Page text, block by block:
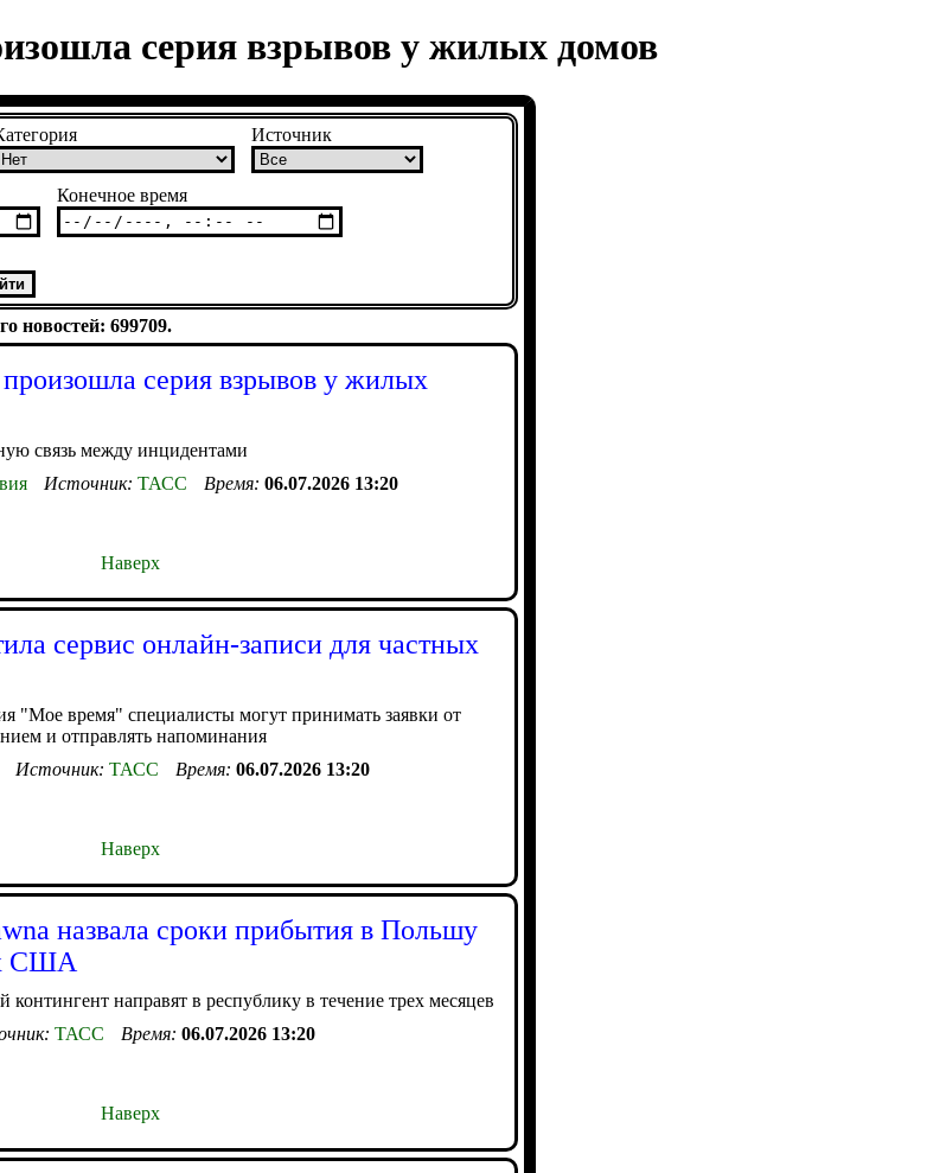
серия взрывов у жилых домов
Источник
Конечное время
новостей: 699709.
серия взрывов у жилых
связь между инцидентами
Источник: ТАСС Время: 06.07.2026 13:20
Наверх
сервис онлайн-записи для частных
время" специалисты могут принимать заявки от
и отправлять напоминания
Источник: ТАСС Время: 06.07.2026 13:20
Наверх
назвала сроки прибытия в Польшу
США
направят в республику в течение трех месяцев
ТАСС Время: 06.07.2026 13:20
Наверх